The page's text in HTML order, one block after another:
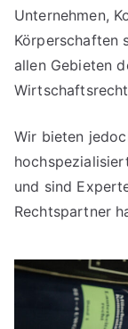
Unternehmen,
Körperschaften
allen Gebieten
Wir bieten
und sind
Rechtspartner